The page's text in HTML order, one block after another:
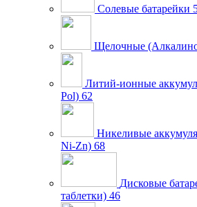
Солевые батарейки
Щелочные
Литий-ионные
Pol) 62
Никеливые
Ni-Zn) 68
Дисковые
таблетки) 46